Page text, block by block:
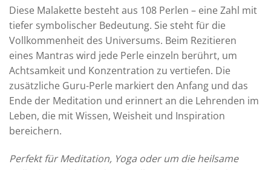
Diese Malakette besteht aus 108 Perlen – eine Zahl mit
tiefer symbolischer Bedeutung. Sie steht für die
Vollkommenheit des Universums. Beim Rezitieren
eines Mantras wird jede Perle einzeln berührt, um
Achtsamkeit und Konzentration zu vertiefen. Die
zusätzliche Guru-Perle markiert den Anfang und das
Ende der Meditation und erinnert an die Lehrenden im
Leben, die mit Wissen, Weisheit und Inspiration
bereichern.
Perfekt für Meditation, Yoga oder um die heilsame